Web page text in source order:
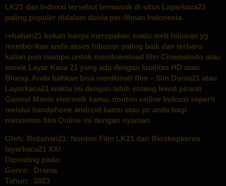
LK21 dan Indoxxi tersebut termasuk di situs Layarkaca21
paling populer didalam dunia per-filman Indonesia.
rebahan21 bukan hanya merupakan suatu web hiburan yg
memberikan anda akses hiburan paling baik dan terbaru
kalian pun mampu untuk mendownload film Cinemaindo atau
movie Layar Kaca 21 yang ada dengan kualitas HD atau
Bluray. Anda bahkan bisa menikmati film – film Dunia21 atau
Layarkaca21 waktu ini dengan lebih enteng lewat piranti
Ganool Movie eletronik kamu, nonton online Indoxxi seperti
melalui handphone android kamu atau pc anda bagi
menonton film Online ini dengan nyaman
Oleh: Rebahan21: Nonton Film LK21 dan Bioskopkeren
layarkaca21 XXI
Diposting pada:
Genre:
Drama
Tahun:
2023